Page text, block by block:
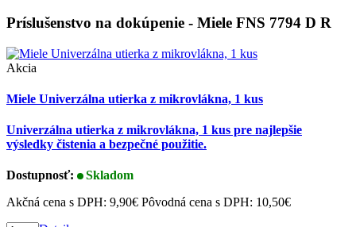
Príslušenstvo na dokúpenie - Miele FNS 7794 D R
Akcia
Miele Univerzálna utierka z mikrovlákna, 1 kus
Univerzálna utierka z mikrovlákna, 1 kus pre najlepšie
výsledky čistenia a bezpečné použitie.
Dostupnosť:
Skladom
Akčná cena s DPH: 9,90€ Pôvodná cena s DPH: 10,50€